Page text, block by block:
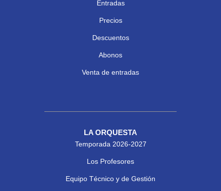
Entradas
Precios
Descuentos
Abonos
Venta de entradas
LA ORQUESTA
Temporada 2026-2027
Los Profesores
Equipo Técnico y de Gestión